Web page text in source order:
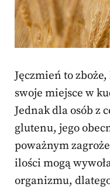
Jęczmień to
swoje miejsce w
Jednak dla osób z
glutenu, jego
poważnym
ilości mogą
organizmu,